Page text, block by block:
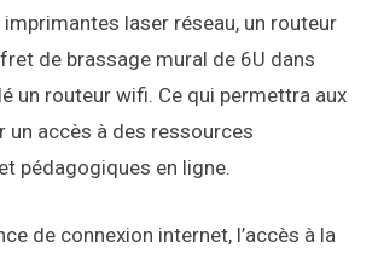
laser réseau, un routeur
de brassage mural de 6U dans
un routeur wifi. Ce qui permettra aux
un accès à des ressources
pédagogiques en ligne.
de connexion internet, l’accès à la